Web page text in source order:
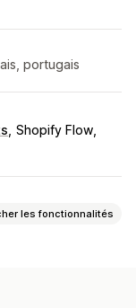
portugais
Shopify Flow
les fonctionnalités